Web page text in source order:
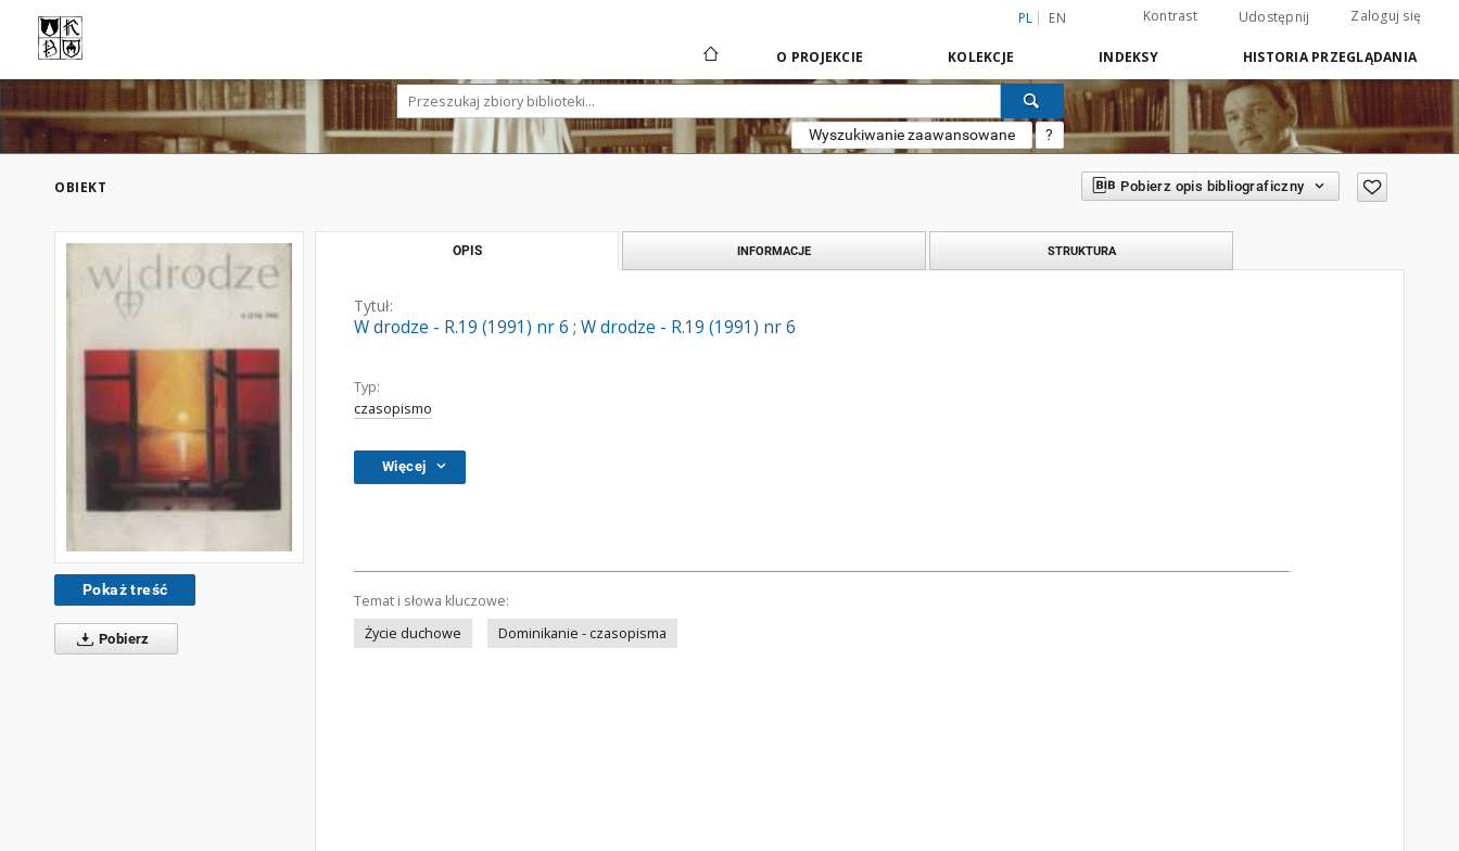
PL EN Kontrast Udostępnij Zaloguj się
O PROJEKCIE KOLEKCJE INDEKSY HISTORIA PRZEGLĄDANIA
Wyszukiwanie zaawansowane ?
OBIEKT Pobierz opis bibliograficzny
Pokaż treść
Pobierz
OPIS INFORMACJE STRUKTURA
Tytuł:
W drodze - R.19 (1991) nr 6 ; W drodze - R.19 (1991) nr 6
Typ:
czasopismo
Więcej
Temat i słowa kluczowe:
Życie duchowe
Dominikanie - czasopisma